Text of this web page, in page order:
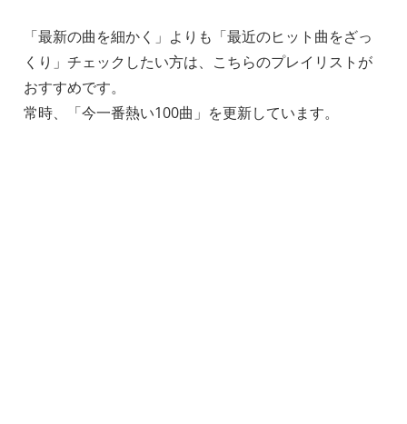
「最新の曲を細かく」よりも「最近のヒット曲をざっ
くり」チェックしたい方は、こちらのプレイリストが
おすすめです。
常時、「今一番熱い100曲」を更新しています。